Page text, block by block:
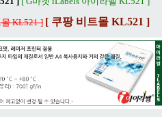
KL521 ] [ 쿠팡 비트몰 KL521 ]